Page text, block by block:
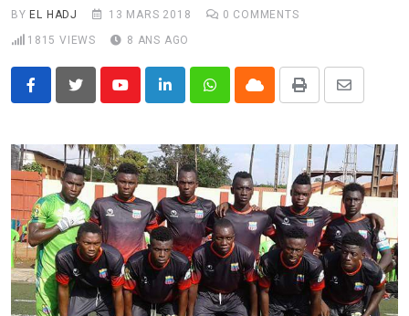
BYEL HADJ 13 MARS 2018 0 COMMENTS
1815 VIEWS 8 ANS AGO
YoutubeLinkedInWhatsappCloud Print
Share
Email